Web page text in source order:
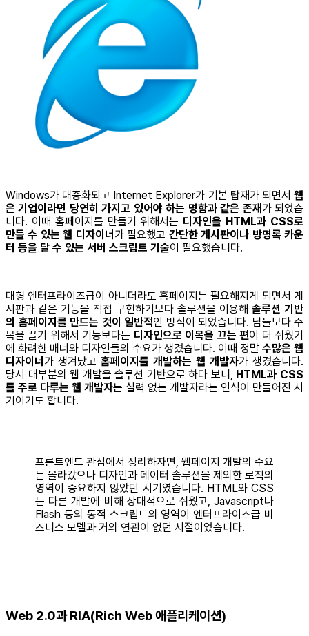
Windows가 대중화되고 Internet Explorer가 기본 탑재가 되면서 웹
은 기업이라면 당연히 가지고 있어야 하는 명함과 같은 존재 가 되었습
니다. 이때 홈페이지를 만들기 위해서는 디자인을 HTML과 CSS로
만들 수 있는 웹 디자이너 가 필요했고 간단한 게시판이나 방명록 카운
터 등을 달 수 있는 서버 스크립트 기술이 필요했습니다.
대형 엔터프라이즈급이 아니더라도 홈페이지는 필요해지게 되면서 게
시판과 같은 기능을 직접 구현하기보다 솔루션을 이용해 솔루션 기반
의 홈페이지를 만드는 것이 일반적인 방식이 되었습니다. 남들보다 주
목을 끌기 위해서 기능보다는 디자인으로 이목을 끄는 편이 더 쉬웠기
에 화려한 배너와 디자인들의 수요가 생겼습니다. 이때 정말 수많은 웹
디자이너 가 생겨났고 홈페이지를 개발하는 웹 개발자가 생겼습니다.
당시 대부분의 웹 개발을 솔루션 기반으로 하다 보니, HTML과 CSS
를 주로 다루는 웹 개발자는 실력 없는 개발자라는 인식이 만들어진 시
기이기도 합니다.
프론트엔드 관점에서 정리하자면, 웹페이지 개발의 수요
는 올라갔으나 디자인과 데이터 솔루션을 제외한 로직의
영역이 중요하지 않았던 시기였습니다. HTML와 CSS
는 다른 개발에 비해 상대적으로 쉬웠고, Javascript나
Flash 등의 동적 스크립트의 영역이 엔터프라이즈급 비
즈니스 모델과 거의 연관이 없던 시절이었습니다.
Web 2.0과 RIA(Rich Web 애플리케이션)